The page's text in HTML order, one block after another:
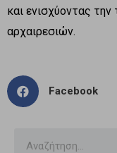
και ενισχύοντας
αρχαιρεσιών.
Facebook